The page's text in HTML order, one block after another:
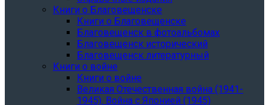
Книги о Благовещенске
Книги о Благовещенске
Благовещенск в фотоальбомах
Благовещенск исторический
Благовещенск литературный
Книги о войне
Книги о войне
Великая Отечественная война (1941-
1945). Война с Японией (1945)